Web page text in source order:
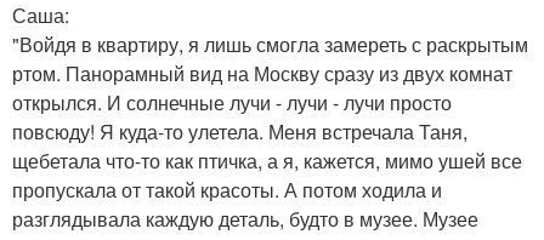
Саша:
"Войдя в квартиру, я лишь смогла замереть с раскрытым
ртом. Панорамный вид на Москву сразу из двух комнат
открылся. И солнечные лучи - лучи - лучи просто
повсюду! Я куда-то улетела. Меня встречала Таня,
щебетала что-то как птичка, а я, кажется, мимо ушей все
пропускала от такой красоты. А потом ходила и
разглядывала каждую деталь, будто в музее. Музее